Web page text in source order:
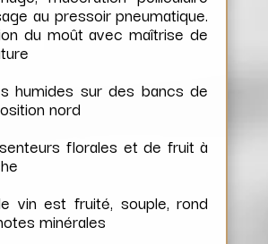
au pressoir pneumatique.
du moût avec maîtrise de
humides sur des bancs de
nord
florales et de fruit à
vin est fruité, souple, rond
minérales